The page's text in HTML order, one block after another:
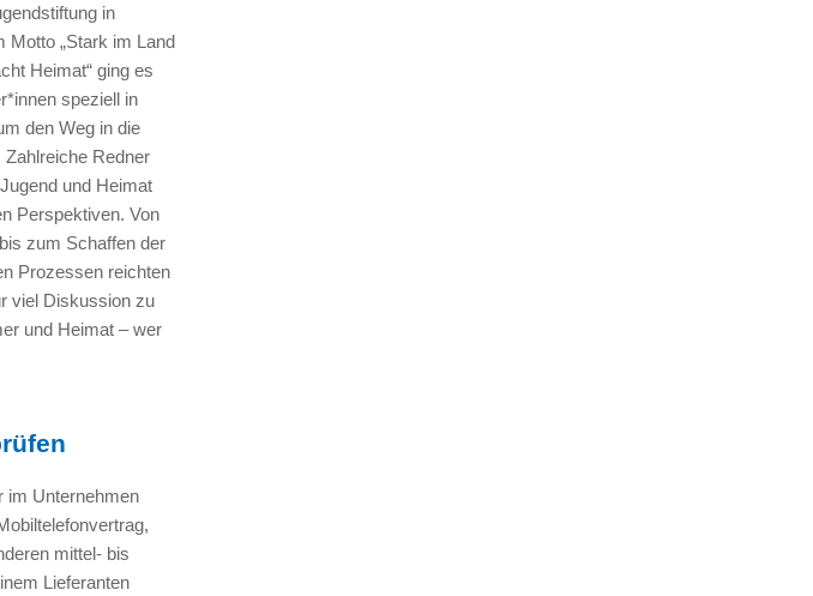
in
Motto „Stark im Land
Heimat“ ging es
speziell in
den Weg in die
Zahlreiche Redner
und Heimat
Perspektiven. Von
zum Schaffen der
Prozessen reichten
viel Diskussion zu
und Heimat – wer
im Unternehmen
mittel- bis
Lieferanten